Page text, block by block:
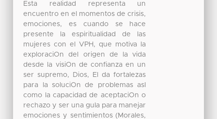
Esta realidad representa un
encuentro en el momentos de crisis,
emociones, es cuando se hace
presente la espiritualidad de las
mujeres con el VPH, que motiva la
exploraciOn del origen de la vida
desde la visiOn de confianza en un
ser supremo, Dios, El da fortalezas
para la soluciOn de problemas asI
como la capacidad de aceptaciOn o
rechazo y ser una guIa para manejar
emociones y sentimientos (Morales,